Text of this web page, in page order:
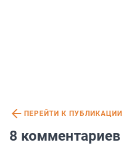
ПЕРЕЙТИ К ПУБЛИКАЦИИ
8